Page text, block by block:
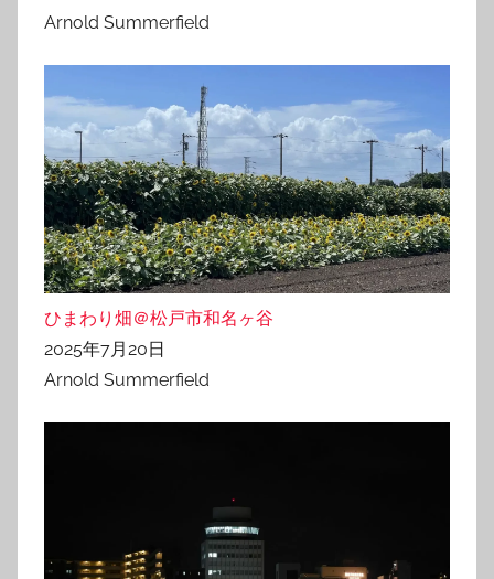
Arnold Summerfield
ひまわり畑＠松戸市和名ヶ谷
2025年7月20日
Arnold Summerfield